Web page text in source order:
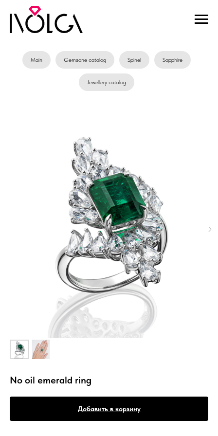
Main Gemsone catalog Spinel Sapphire
Jewellery catalog
No oil emerald ring
Добавить в корзину